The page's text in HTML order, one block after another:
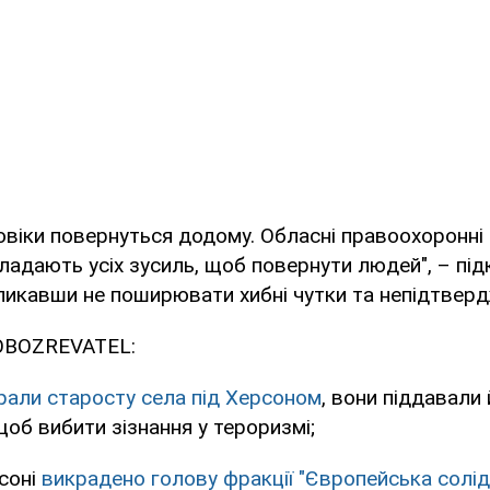
повернуться додому. Обласні
усіх зусиль, щоб повернути людей", –
не поширювати хибні чутки та
старосту села під Херсоном, вони піддавали
вибити зізнання у тероризмі;
викрадено голову фракції "Європейська